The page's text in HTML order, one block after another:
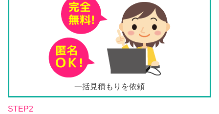
一括見積もりを依頼
STEP2